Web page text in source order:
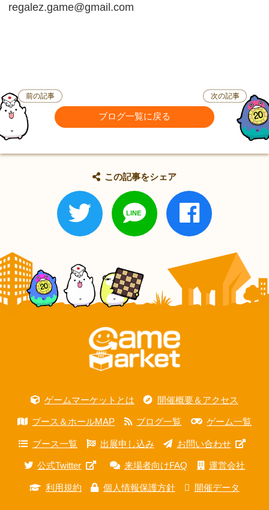
regalez.game@gmail.com
前の記事
ブログ一覧に戻る
次の記事
この記事をシェア
ゲームマーケットとは 開催概要＆アクセス
ブース＆ホールMAP ブログ一覧 ゲーム一覧
ブース一覧 出展申し込み お問い合わせ
公式Twitter 来場者向けFAQ 運営会社
利用規約 個人情報保護方針 開催データ